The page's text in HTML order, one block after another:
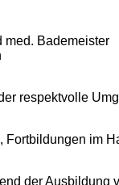
med. Bademeister
respektvolle
im
der Ausbildung